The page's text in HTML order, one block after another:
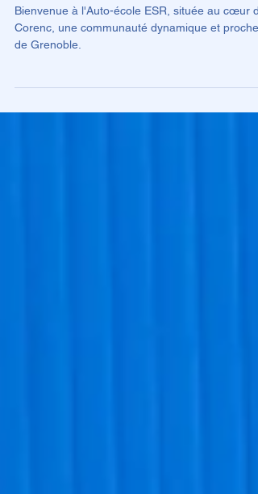
Automatique
Bienvenue à l'Auto-école ESR, située au cœur